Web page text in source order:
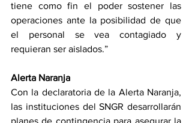
tiene como fin el poder sostener las
operaciones ante la posibilidad de que
el personal se vea contagiado y
requieran ser aislados.”
Alerta Naranja
Con la declaratoria de la Alerta Naranja,
las instituciones del SNGR desarrollarán
planes de contingencia para asegurar la